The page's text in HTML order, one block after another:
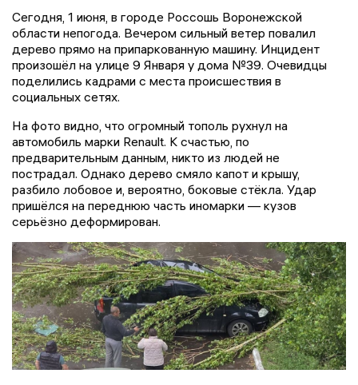
Сегодня, 1 июня, в городе Россошь Воронежской
области непогода. Вечером сильный ветер повалил
дерево прямо на припаркованную машину. Инцидент
произошёл на улице 9 Января у дома №39. Очевидцы
поделились кадрами с места происшествия в
социальных сетях.
На фото видно, что огромный тополь рухнул на
автомобиль марки Renault. К счастью, по
предварительным данным, никто из людей не
пострадал. Однако дерево смяло капот и крышу,
разбило лобовое и, вероятно, боковые стёкла. Удар
пришёлся на переднюю часть иномарки — кузов
серьёзно деформирован.